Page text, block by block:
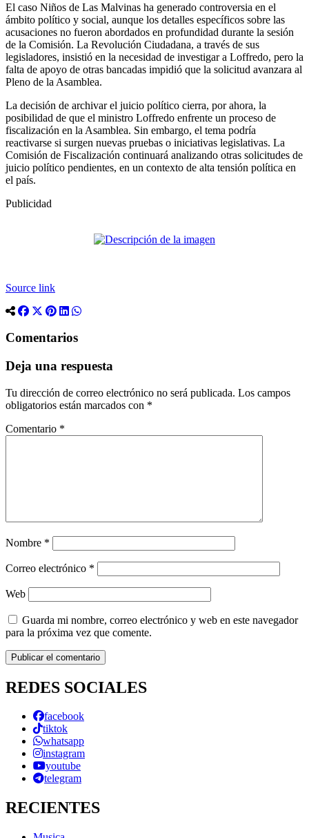
El caso Niños de Las Malvinas ha generado controversia en el
ámbito político y social, aunque los detalles específicos sobre las
acusaciones no fueron abordados en profundidad durante la sesión
de la Comisión. La Revolución Ciudadana, a través de sus
legisladores, insistió en la necesidad de investigar a Loffredo, pero la
falta de apoyo de otras bancadas impidió que la solicitud avanzara al
Pleno de la Asamblea.
La decisión de archivar el juicio político cierra, por ahora, la
posibilidad de que el ministro Loffredo enfrente un proceso de
fiscalización en la Asamblea. Sin embargo, el tema podría
reactivarse si surgen nuevas pruebas o iniciativas legislativas. La
Comisión de Fiscalización continuará analizando otras solicitudes de
juicio político pendientes, en un contexto de alta tensión política en
el país.
Publicidad
Source link
Comentarios
Deja una respuesta
Tu dirección de correo electrónico no será publicada. Los campos
obligatorios están marcados con *
Comentario *
Nombre *
Correo electrónico *
Web
Guarda mi nombre, correo electrónico y web en este navegador
para la próxima vez que comente.
REDES SOCIALES
facebook
tiktok
whatsapp
instagram
youtube
telegram
RECIENTES